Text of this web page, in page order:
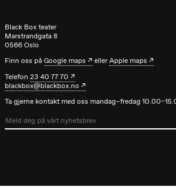
Søndag 27. september
19.00
Rosalind
Goldberg
Ornate
Saturation
Store scene
teater)
Black Box teater
Marstrandgata 8
0566 Oslo
Finn oss påGoogle maps ellerApple maps
Telefon23 40 77 70
blackbox@blackbox.no
Ta gjerne kontakt med oss mandag–fredag